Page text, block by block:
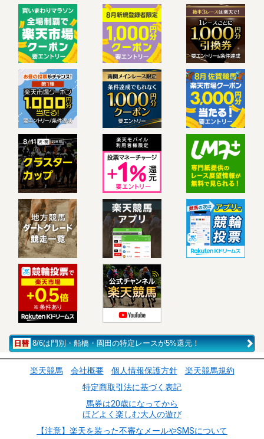
8/6は門別・船橋・園田の特定レースが5%還元！
楽天競馬 会社概要 個人情報保護方針
楽天競馬規約
特定商取引法に基づく表記
馬券は20歳になってから
ほどよく楽しむ大人の遊び
【注意】楽天を装った不審なメールやSMSについて